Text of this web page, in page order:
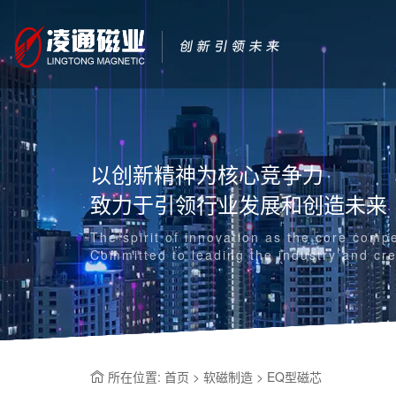
以创新精神为核心竞争力
致力于引领行业发展和创造未来
The spirit of innovation as the core
Committed to leading the industry and
所在位置: 首页 > 软磁制造 > EQ型磁芯